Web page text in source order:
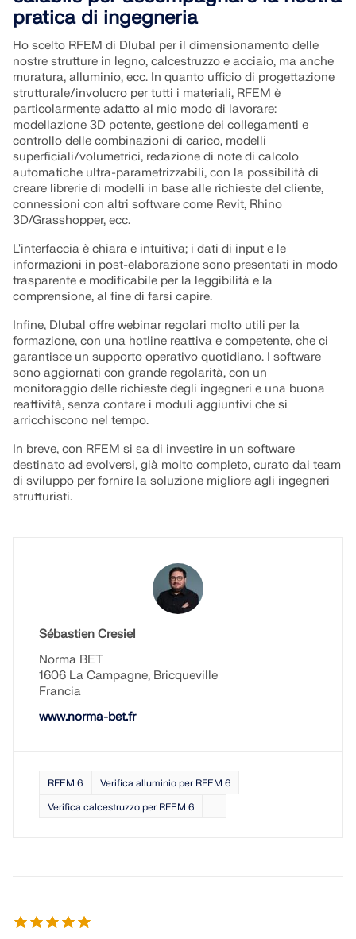
RWIND 3
Software CFD per la galleria del vento digitale
Per maggiori informazioni
API Dlubal
La vostra porta verso la modellazione parametrica e
l'automazione
API Documentation
Indice
Introduzione
Applicazioni
Oggetti del modello
Abbonamenti e prezzi
FEM per collegamenti in acciaio
Progetta e analizza giunti in acciaio utilizzando
completamente integrato in RFEM 6 per flussi di
lavoro strutturali più veloci e precisi.
SCOPRI DI PIÙ
RICEVI ASSISTENZA
COLLEGARSI CON L'ASSISTENZA
ingegneria e porta la tua carriera a nuovi livelli.
SCOPRI LE POSIZIONI APERTE
pratica di ingegneria
Ho scelto RFEM di Dlubal per il dimensionamento delle
nostre strutture in legno, calcestruzzo e acciaio, ma anche
muratura, alluminio, ecc. In quanto ufficio di progettazione
strutturale/involucro per tutti i materiali, RFEM è
particolarmente adatto al mio modo di lavorare:
modellazione 3D potente, gestione dei collegamenti e
controllo delle combinazioni di carico, modelli
superficiali/volumetrici, redazione di note di calcolo
automatiche ultra-parametrizzabili, con la possibilità di
creare librerie di modelli in base alle richieste del cliente,
connessioni con altri software come Revit, Rhino
3D/Grasshopper, ecc.
L'interfaccia è chiara e intuitiva; i dati di input e le
informazioni in post-elaborazione sono presentati in modo
trasparente e modificabile per la leggibilità e la
comprensione, al fine di farsi capire.
Infine, Dlubal offre webinar regolari molto utili per la
formazione, con una hotline reattiva e competente, che ci
garantisce un supporto operativo quotidiano. I software
sono aggiornati con grande regolarità, con un
monitoraggio delle richieste degli ingegneri e una buona
reattività, senza contare i moduli aggiuntivi che si
arricchiscono nel tempo.
In breve, con RFEM si sa di investire in un software
destinato ad evolversi, già molto completo, curato dai team
di sviluppo per fornire la soluzione migliore agli ingegneri
strutturisti.
Sébastien Cresiel
Norma BET
1606 La Campagne, Bricqueville
Francia
www.norma-bet.fr
RFEM 6
Verifica alluminio per RFEM 6
Verifica calcestruzzo per RFEM 6